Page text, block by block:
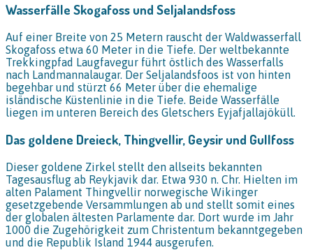
Wasserfälle Skogafoss und Seljalandsfoss
Auf einer Breite von 25 Metern rauscht der Waldwasserfall
Skogafoss etwa 60 Meter in die Tiefe. Der weltbekannte
Trekkingpfad Laugfavegur führt östlich des Wasserfalls
nach Landmannalaugar. Der Seljalandsfoos ist von hinten
begehbar und stürzt 66 Meter über die ehemalige
isländische Küstenlinie in die Tiefe. Beide Wasserfälle
liegen im unteren Bereich des Gletschers Eyjafjallajöküll.
Das goldene Dreieck, Thingvellir, Geysir und Gullfoss
Dieser goldene Zirkel stellt den allseits bekannten
Tagesausflug ab Reykjavik dar. Etwa 930 n. Chr. Hielten im
alten Palament Thingvellir norwegische Wikinger
gesetzgebende Versammlungen ab und stellt somit eines
der globalen ältesten Parlamente dar. Dort wurde im Jahr
1000 die Zugehörigkeit zum Christentum bekanntgegeben
und die Republik Island 1944 ausgerufen.